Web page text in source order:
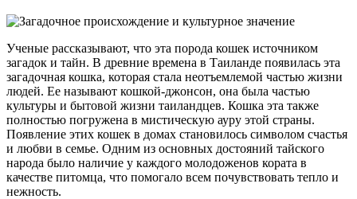
Ученые рассказывают, что эта порода кошек источником
загадок и тайн. В древние времена в Таиланде появилась эта
загадочная кошка, которая стала неотъемлемой частью жизни
людей. Ее называют кошкой-джонсон, она была частью
культуры и бытовой жизни таиландцев. Кошка эта также
полностью погружена в мистическую ауру этой страны.
Появление этих кошек в домах становилось символом счастья
и любви в семье. Одним из основных достояний тайского
народа было наличие у каждого молодоженов кората в
качестве питомца, что помогало всем почувствовать тепло и
нежность.